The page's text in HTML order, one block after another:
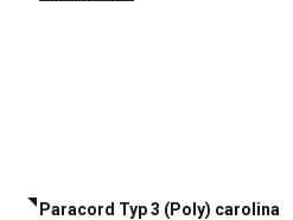
Paracord Typ 3 (Poly) carolina